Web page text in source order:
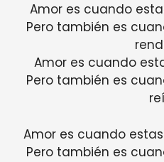
Amor es cuando
Pero también es
Amor es cuando
Pero también es
Amor es cuando
Pero también es